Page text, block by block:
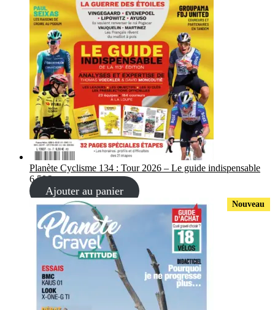
Planète Cyclisme 134 : Tour 2026 – Le guide indispensable
6,50€
Ajouter au panier
Nouveau